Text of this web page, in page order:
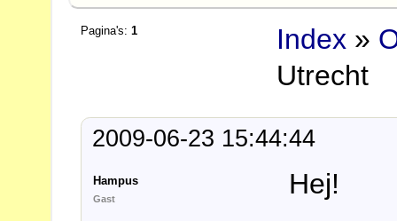
Pagina's:1 Index »
Utrecht
2009-06-23 15:44:44
Hampus
Gast Hej!